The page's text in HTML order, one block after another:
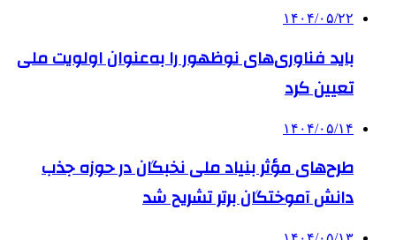
۱۴۰۴/۰۵/۲۲
باید فناوری‌های نوظهور را به‌عنوان اولویت ملی
تعیین کرد
۱۴۰۴/۰۵/۱۴
طرح‌های مؤثر بنیاد ملی نخبگان در حوزه جذب
دانش آموختگان برتر تشریح شد